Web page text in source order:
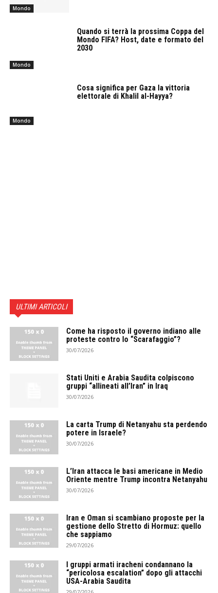
Mondo
Mondo
Quando si terrà la prossima Coppa del
Mondo FIFA? Host, date e formato del
2030
Mondo
Cosa significa per Gaza la vittoria
elettorale di Khalil al-Hayya?
ULTIMI ARTICOLI
Come ha risposto il governo indiano alle
proteste contro lo “Scarafaggio”?
30/07/2026
Stati Uniti e Arabia Saudita colpiscono
gruppi “allineati all’Iran” in Iraq
30/07/2026
La carta Trump di Netanyahu sta perdendo
potere in Israele?
30/07/2026
L’Iran attacca le basi americane in Medio
Oriente mentre Trump incontra Netanyahu
30/07/2026
Iran e Oman si scambiano proposte per la
gestione dello Stretto di Hormuz: quello
che sappiamo
29/07/2026
I gruppi armati iracheni condannano la
“pericolosa escalation” dopo gli attacchi
USA-Arabia Saudita